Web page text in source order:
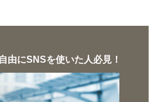
由にSNSを使いた人必見！